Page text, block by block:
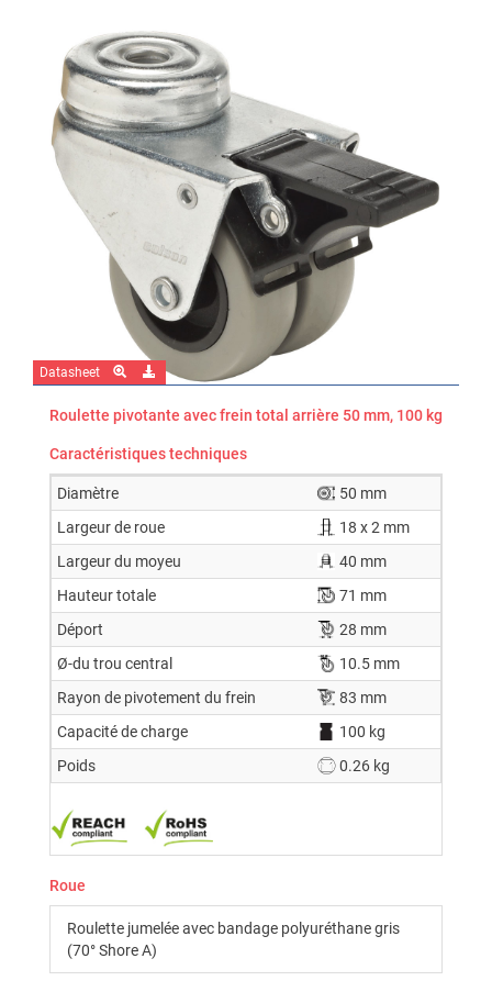
Datasheet
Roulette pivotante avec frein total arrière 50 mm, 100 kg
Caractéristiques techniques
Diamètre
50 mm
Largeur de roue
18 x 2 mm
Largeur du moyeu
40 mm
Hauteur totale
71 mm
Déport
28 mm
Ø-du trou central
10.5 mm
Rayon de pivotement du frein
83 mm
Capacité de charge
100 kg
Poids
0.26 kg
Roue
Roulette jumelée avec bandage polyuréthane gris
(70° Shore A)